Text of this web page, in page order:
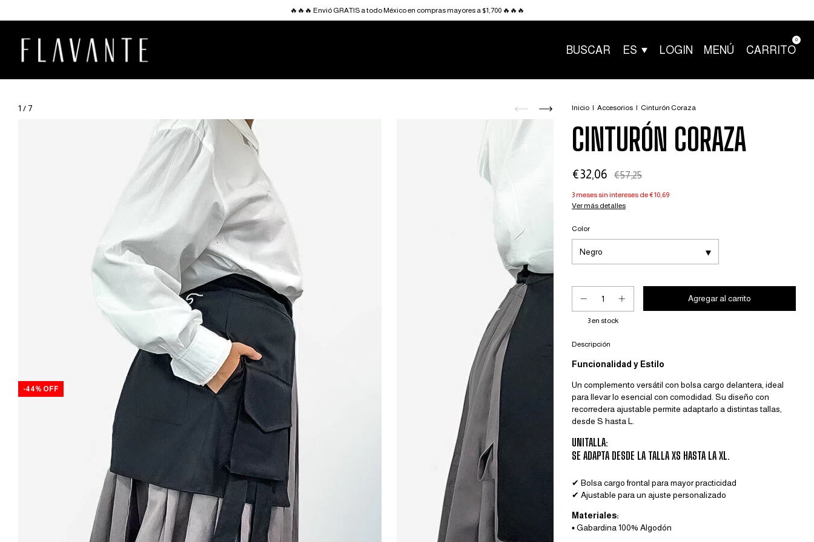
🔥🔥🔥 Envió GRATIS a todo México en compras mayores a $1,700 🔥🔥🔥
MENÚ
BUSCAR ES LOGIN CARRITO
0
1 /7
-44% OFF
Inicio | Accesorios | Cinturón Coraza
CINTURÓN CORAZA
€32,06 €57,25
3meses sin intereses de€10,69
Ver más detalles
Color
3en stock
Descripción
Funcionalidad y Estilo
Un complemento versátil con bolsa cargo delantera, ideal
para llevar lo esencial con comodidad. Su diseño con
recorredera ajustable permite adaptarlo a distintas tallas,
desde S hasta L.
UNITALLA:
SE ADAPTA DESDE LA TALLA XS HASTA LA XL.
✔ Bolsa cargo frontal para mayor practicidad
✔ Ajustable para un ajuste personalizado
Materiales:
▪️ Gabardina 100% Algodón